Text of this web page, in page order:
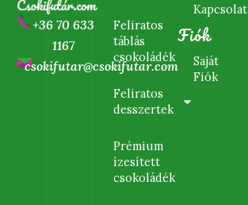
+36 70 633
1167
csokifutar@csokifutar.com
Feliratos
táblás
csokoládék
Feliratos
desszertek
Prémium
ízesített
csokoládék
Kapcsolat
Fiók
Saját
Fiók